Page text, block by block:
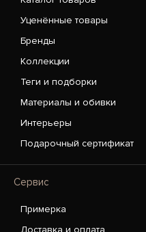
Уценённые товары
Бренды
Коллекции
Теги и подборки
Материалы и обивки
Интерьеры
Подарочный сертификат
Сервис
Примерка
Доставка и оплата